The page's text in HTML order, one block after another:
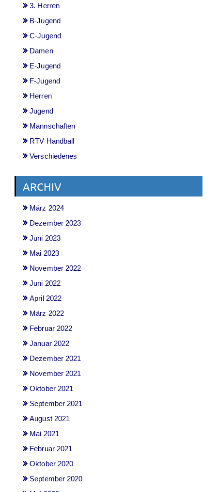
3. Herren
B-Jugend
C-Jugend
Damen
E-Jugend
F-Jugend
Herren
Jugend
Mannschaften
RTV Handball
Verschiedenes
ARCHIV
März 2024
Dezember 2023
Juni 2023
Mai 2023
November 2022
Juni 2022
April 2022
März 2022
Februar 2022
Januar 2022
Dezember 2021
November 2021
Oktober 2021
September 2021
August 2021
Mai 2021
Februar 2021
Oktober 2020
September 2020